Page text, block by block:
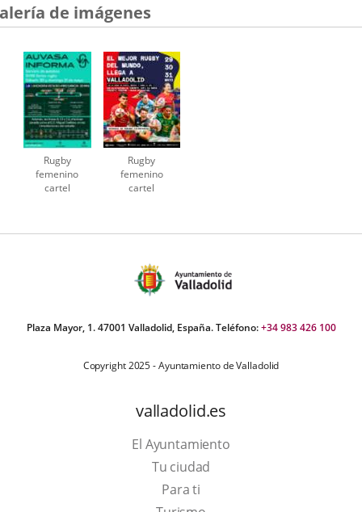
de imágenes
Rugby
femenino
cartel
Rugby
femenino
cartel
Plaza Mayor, 1. 47001 Valladolid, España. Teléfono:+34 983 426 100
Copyright 2025 - Ayuntamiento de Valladolid
valladolid.es
El Ayuntamiento
Tu ciudad
Para ti